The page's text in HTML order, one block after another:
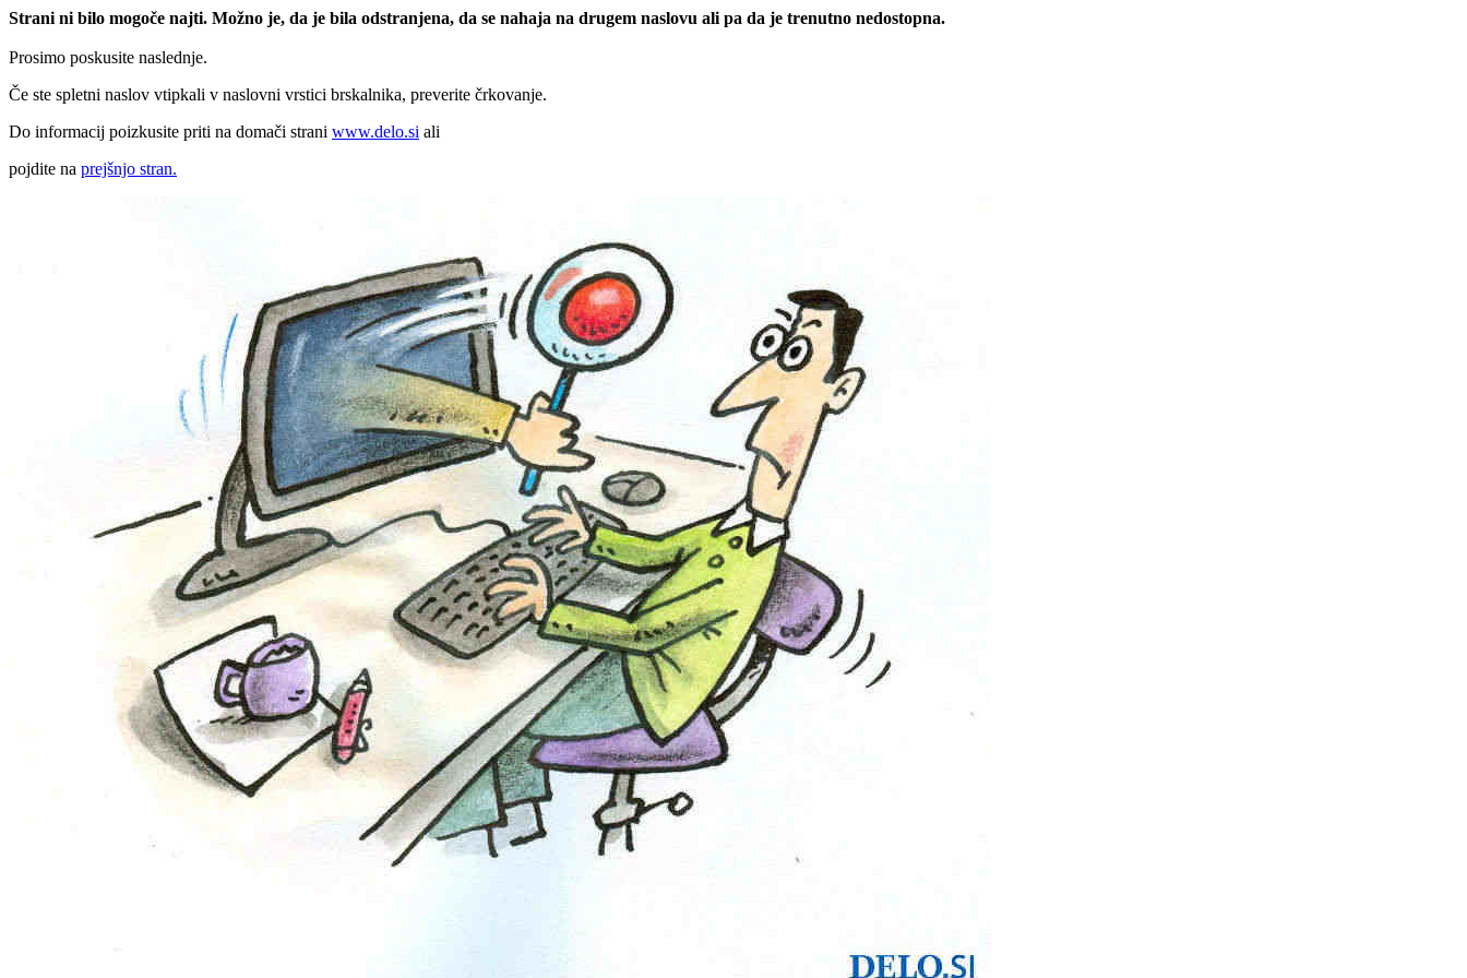
Strani ni bilo mogoče najti. Možno je, da je bila odstranjena, da se nahaja na drugem naslovu ali pa da je trenutno nedostopna.
Prosimo poskusite naslednje.
Če ste spletni naslov vtipkali v naslovni vrstici brskalnika, preverite črkovanje.
Do informacij poizkusite priti na domači strani www.delo.si ali
pojdite na prejšnjo stran.